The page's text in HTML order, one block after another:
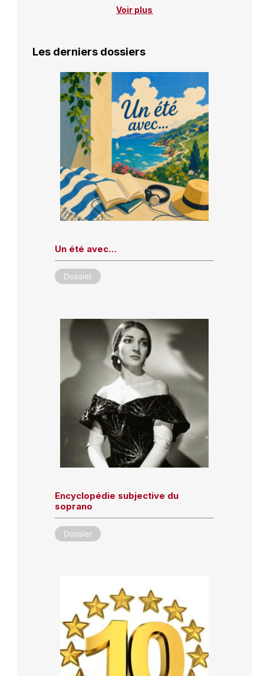
Voir plus
Les derniers dossiers
Un été avec…
Dossier
Encyclopédie subjective du
soprano
Dossier